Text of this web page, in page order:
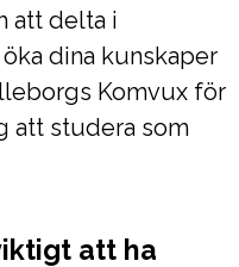
att delta i
dina kunskaper
Komvux för
att studera som
att ha